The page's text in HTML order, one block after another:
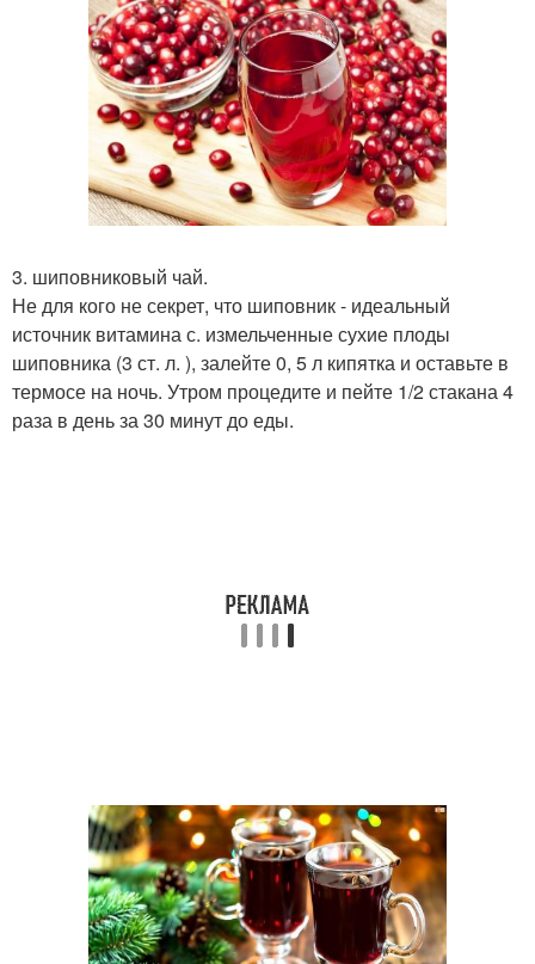
3. шиповниковый чай.
Не для кого не секрет, что шиповник - идеальный
источник витамина с. измельченные сухие плоды
шиповника (3 ст. л. ), залейте 0, 5 л кипятка и оставьте в
термосе на ночь. Утром процедите и пейте 1/2 стакана 4
раза в день за 30 минут до еды.